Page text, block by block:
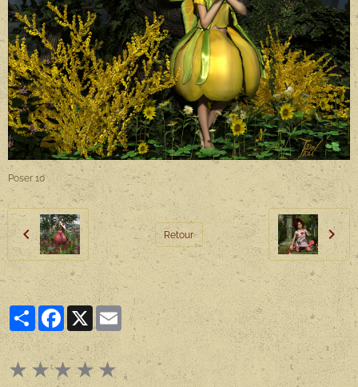
Poser 10
Retour
PartagerFacebook
X Email
★ ★★★★